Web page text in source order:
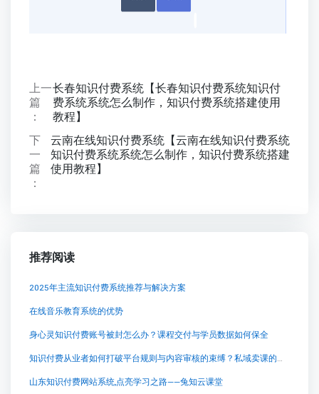
上一
篇
：
长春知识付费系统【长春知识付费系统知识付
费系统系统怎么制作，知识付费系统搭建使用
教程】
下
一
篇
：
云南在线知识付费系统【云南在线知识付费系统
知识付费系统系统怎么制作，知识付费系统搭建
使用教程】
推荐阅读
2025年主流知识付费系统推荐与解决方案
在线音乐教育系统的优势
身心灵知识付费账号被封怎么办？课程交付与学员数据如何保全
知识付费从业者如何打破平台规则与内容审核的束缚？私域卖课的真实成本考量
山东知识付费网站系统,点亮学习之路——兔知云课堂